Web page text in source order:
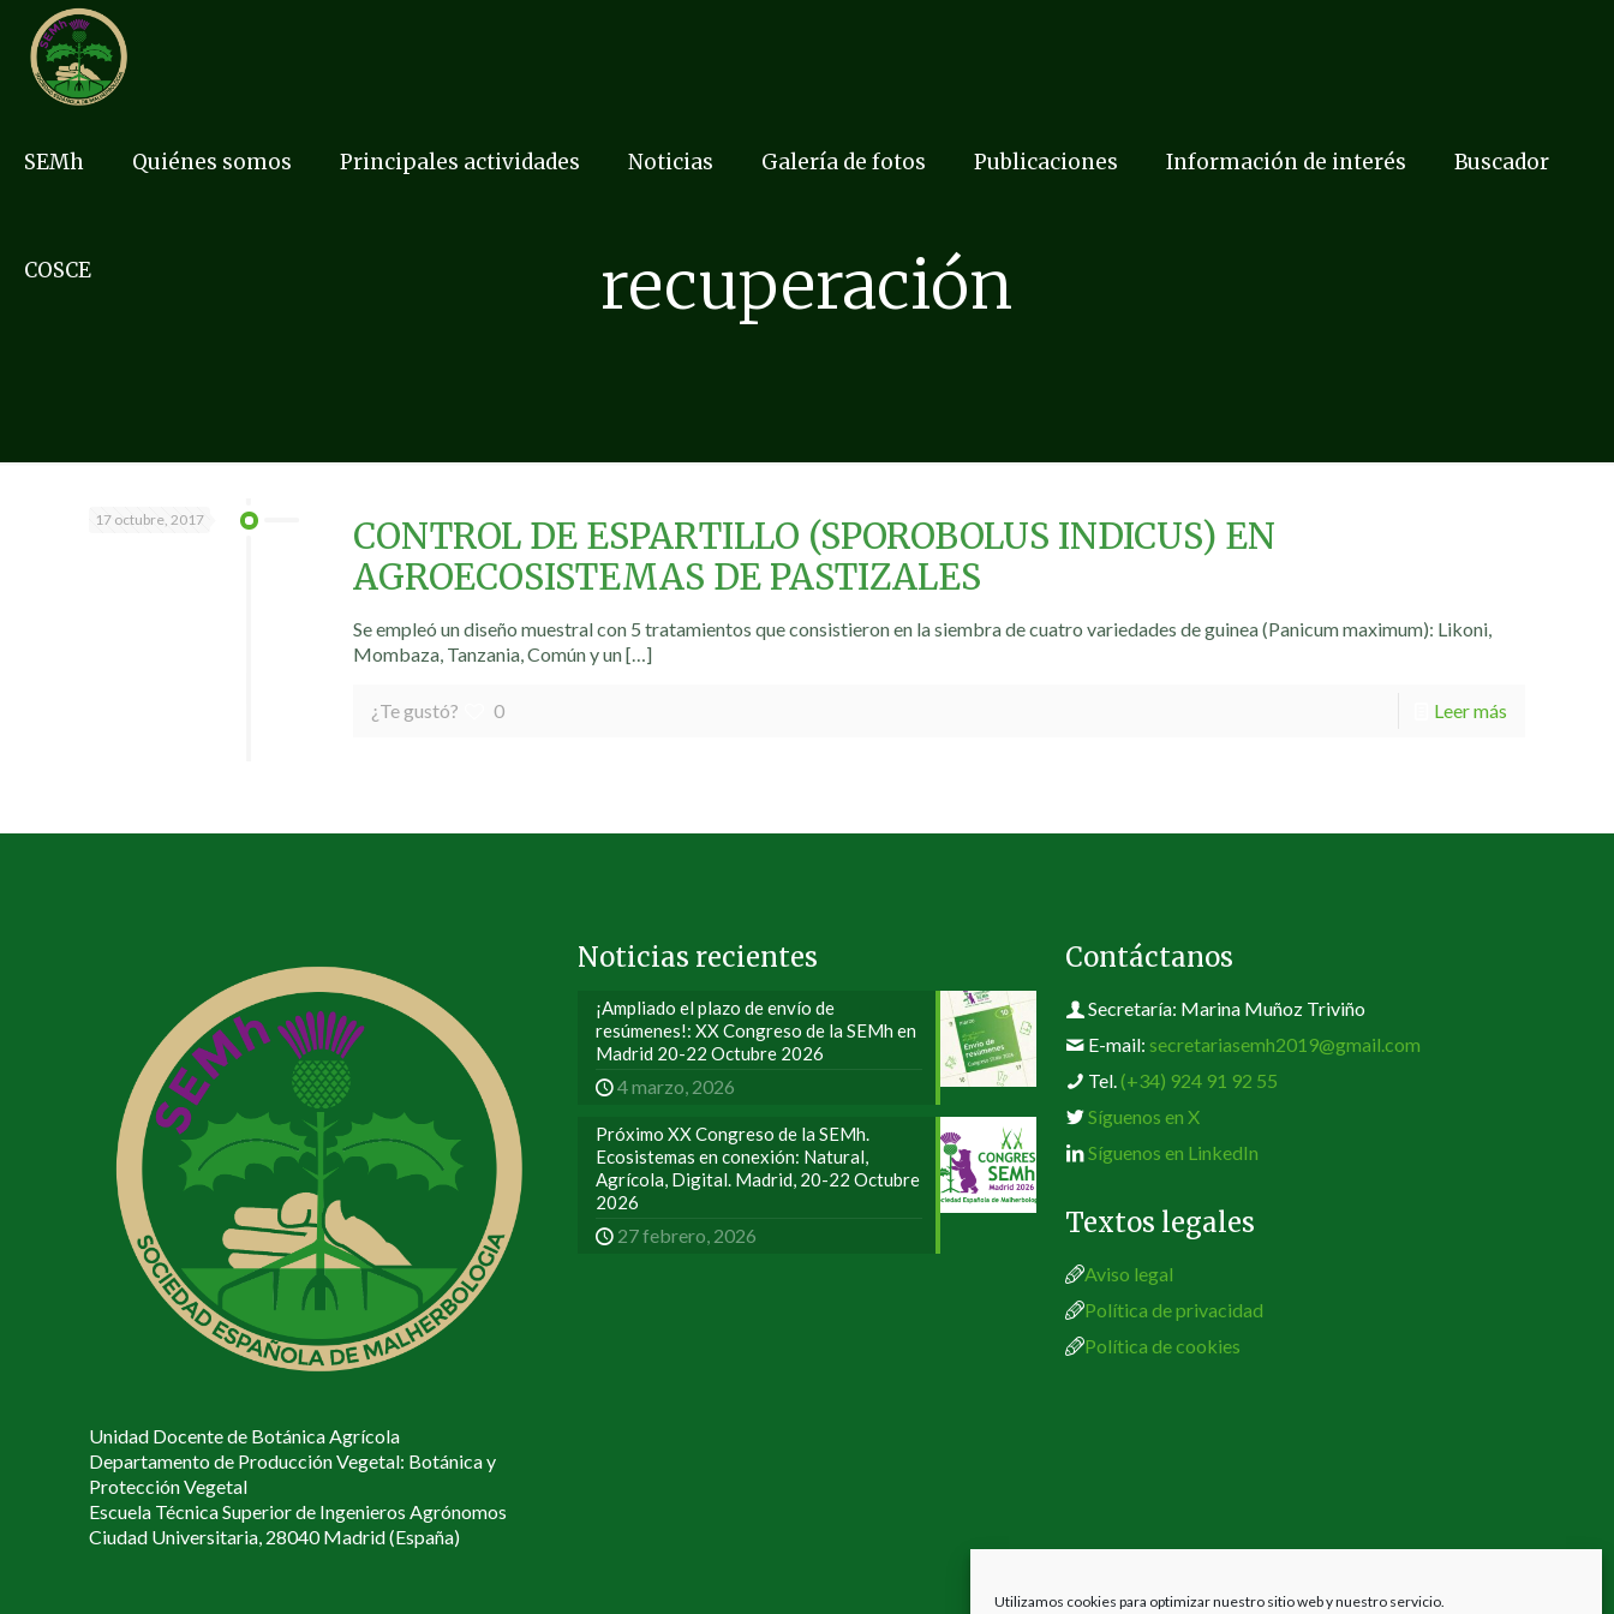
Utilizamos cookies para optimizar nuestro sitio web y nuestro servicio.
SEMh Quiénes somos Principales actividades Noticias Galería de fotos Publicaciones Información de interés Buscador
COSCE recuperación
17 octubre, 2017
CONTROL DE ESPARTILLO (SPOROBOLUS INDICUS) EN
AGROECOSISTEMAS DE PASTIZALES
Se empleó un diseño muestral con 5 tratamientos que consistieron en la siembra de cuatro variedades de guinea (Panicum maximum): Likoni,
Mombaza, Tanzania, Común y un[…]
¿Te gustó? 0 Leer más
Unidad Docente de Botánica Agrícola
Departamento de Producción Vegetal: Botánica y
Protección Vegetal
Escuela Técnica Superior de Ingenieros Agrónomos
Ciudad Universitaria, 28040 Madrid (España)
Noticias recientes
¡Ampliado el plazo de envío de
resúmenes!: XX Congreso de la SEMh en
Madrid 20-22 Octubre 2026
4 marzo, 2026
Próximo XX Congreso de la SEMh.
Ecosistemas en conexión: Natural,
Agrícola, Digital. Madrid, 20-22 Octubre
2026
27 febrero, 2026
Contáctanos
Secretaría: Marina Muñoz Triviño
E-mail: secretariasemh2019@gmail.com
Tel. (+34) 924 91 92 55
Síguenos en X
Síguenos en LinkedIn
Textos legales
Aviso legal
Política de privacidad
Política de cookies